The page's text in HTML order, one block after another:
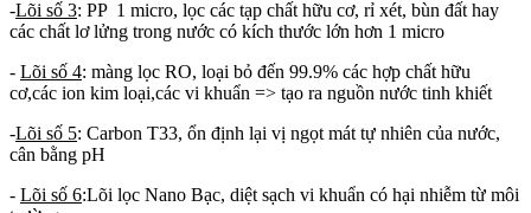
-Lõi số 3: PP 1 micro, lọc các tạp chất hữu cơ, rỉ xét, bùn đất hay
các chất lơ lửng trong nước có kích thước lớn hơn 1 micro
- Lõi số 4: màng lọc RO, loại bỏ đến 99.9% các hợp chất hữu
cơ,các ion kim loại,các vi khuẩn => tạo ra nguồn nước tinh khiết
-Lõi số 5: Carbon T33, ổn định lại vị ngọt mát tự nhiên của nước,
cân bằng pH
- Lõi số 6:Lõi lọc Nano Bạc, diệt sạch vi khuẩn có hại nhiễm từ môi